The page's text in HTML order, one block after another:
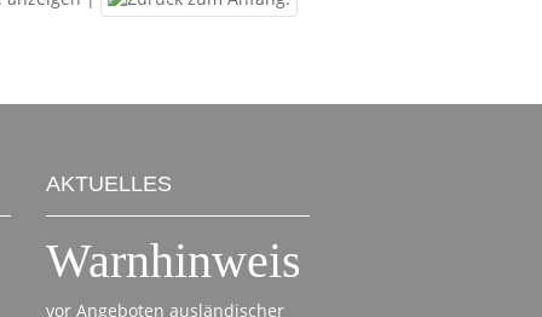
AKTUELLES
Warnhinweis
vor Angeboten ausländischer